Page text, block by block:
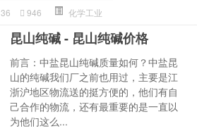
36 946 化学工业
昆山纯碱 - 昆山纯碱价格
前言：中盐昆山纯碱质量如何？中盐昆
山的纯碱我们厂之前也用过，主要是江
浙沪地区物流送的挺方便的，他们有自
己合作的物流，还有最重要的是一直以
为他们这么...